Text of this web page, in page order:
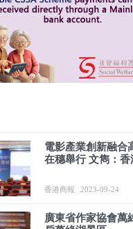
電影產業創新融合
在穗舉行 文雋：
香港商報 2023-09-24
廣東省作家協會萬